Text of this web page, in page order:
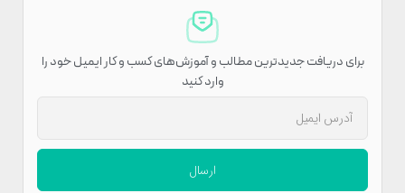
برای دریافت جدیدترین مطالب و آموزش‌های کسب و کار ایمیل خود را
وارد کنید
ارسال